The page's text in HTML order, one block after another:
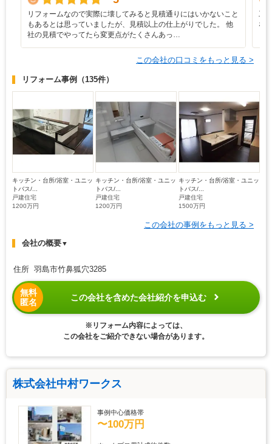
リフォームなので実際に壊してみると見積通りにはいかないこと
もあるとは思っていましたが、見積以上の仕上がりでした。 他
社の見積でやってたら変更点がたくさんあっ…
工
な
この会社の口コミをもっと見る >
リフォーム事例 （135件）
キッチン・台所/浴室・ユニッ
トバス/...
戸建住宅
1200万円
キッチン・台所/浴室・ユニッ
トバス/...
戸建住宅
1200万円
キッチン・台所/浴室・ユニッ
トバス/...
戸建住宅
1500万円
この会社の事例をもっと見る >
会社の概要▼
住所 羽島市竹鼻狐穴3285
無料
匿名
この会社を含めた会社紹介を申込む
※リフォーム内容によっては、
この会社をご紹介できない場合があります。
株式会社中村ワークス
事例中心価格帯
〜100万円